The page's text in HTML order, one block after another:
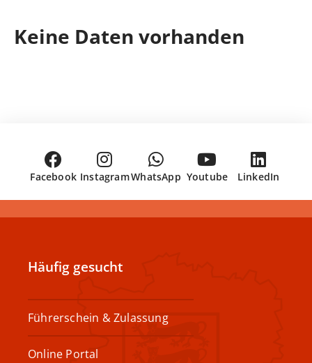
Keine Daten vorhanden
Facebook InstagramWhatsApp Youtube LinkedIn
Häufig gesucht
Führerschein & Zulassung
Online Portal